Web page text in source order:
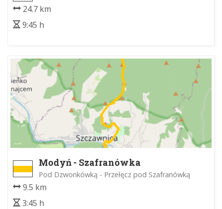
24.7 km
9:45 h
Modyń - Szafranówka
Pod Dzwonkówką - Przełęcz pod Szafranówką
9.5 km
3:45 h